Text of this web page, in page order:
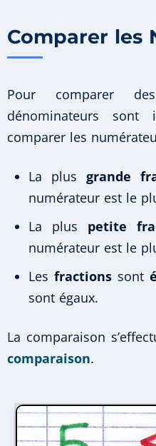
Comparer les
Pour comparer
dénominateurs
comparer les
La plus grande
numérateur est le
La plus petite
numérateur est le
Les fractionssont
sont égaux.
La comparaison
comparaison.